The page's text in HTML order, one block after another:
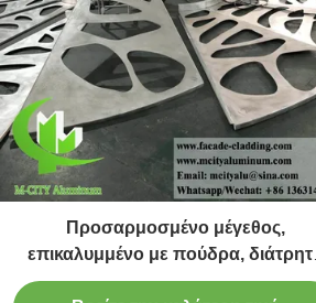
Προσαρμοσμένο μέγεθος,
επικαλυμμένο με πούδρα, διάτρητο
πάνελ οροφής αλουμινίου για